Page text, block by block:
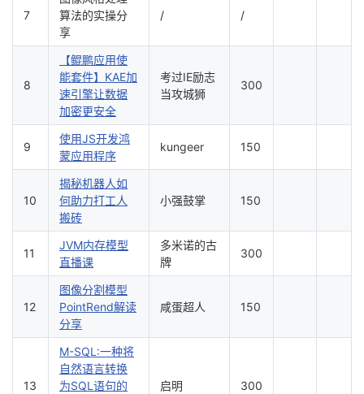
7
算法的实操分
享
/ /
8
【鲲鹏应用使
能套件】KAE加
速引擎让数据
加密更安全
考过IE励志
当攻城狮
300
9
使用JS开发鸿
蒙应用程序
kungeer 150
10
揭秘机器人如
何助力打工人
搬砖
小强鼓掌 150
11
JVM内存模型
直播课
多米诺的古
牌
300
12
图像分割模型
PointRend解读
分享
咸蛋超人 150
13
M-SQL:一种将
自然语言转换
为SQL语句的
启明 300